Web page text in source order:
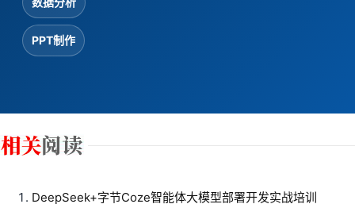
PPT制作
DeepSeek+字节Coze智能体大模型部署开发实战培训